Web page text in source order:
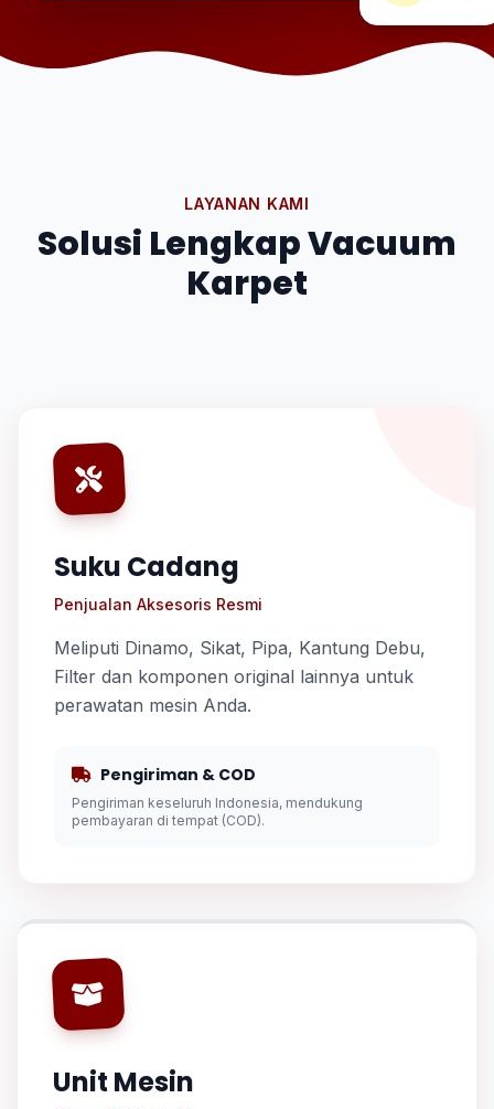
LAYANAN KAMI
Solusi Lengkap Vacuum
Karpet
Suku Cadang
Penjualan Aksesoris Resmi
Meliputi Dinamo, Sikat, Pipa, Kantung Debu,
Filter dan komponen original lainnya untuk
perawatan mesin Anda.
Pengiriman & COD
Pengiriman keseluruh Indonesia, mendukung
pembayaran di tempat (COD).
Unit Mesin